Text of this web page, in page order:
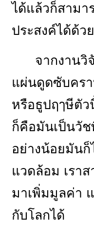
ได้แล้วก็สามา
ประสงค์ได้ด้ว
จากงานวิ
แผ่นดูดซับคร
หรือธูปฤๅษีตัว
ก็คือมันเป็นวั
อย่างน้อยมัน
แวดล้อม เรา
มาเพิ่มมูลค่า
กับโลกได้